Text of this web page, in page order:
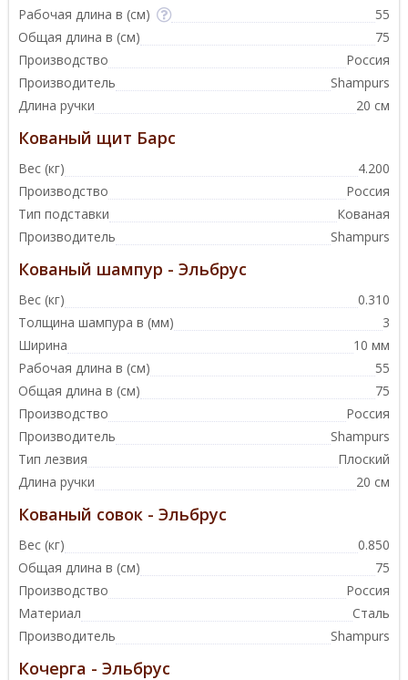
Рабочая длина в (см)
55
Общая длина в (см)
75
Производство
Россия
Производитель
Shampurs
Длина ручки
20 см
Кованый щит Барс
Вес (кг)
4.200
Производство
Россия
Тип подставки
Кованая
Производитель
Shampurs
Кованый шампур - Эльбрус
Вес (кг)
0.310
Толщина шампура в (мм)
3
Ширина
10 мм
Рабочая длина в (см)
55
Общая длина в (см)
75
Производство
Россия
Производитель
Shampurs
Тип лезвия
Плоский
Длина ручки
20 см
Кованый совок - Эльбрус
Вес (кг)
0.850
Общая длина в (см)
75
Производство
Россия
Материал
Сталь
Производитель
Shampurs
Кочерга - Эльбрус